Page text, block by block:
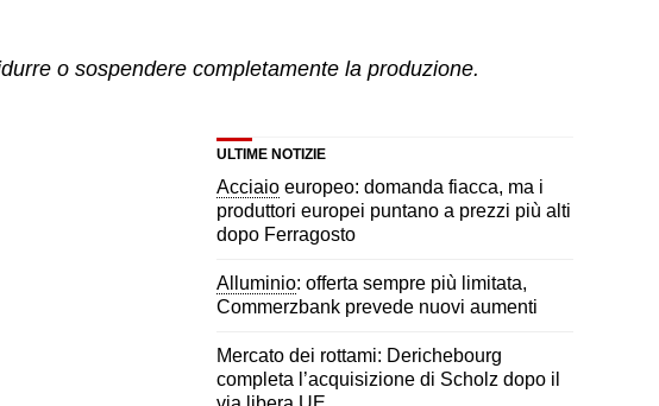
o sospendere completamente la produzione.
ULTIME NOTIZIE
Acciaio europeo: domanda fiacca, ma i
produttori europei puntano a prezzi più alti
dopo Ferragosto
Alluminio: offerta sempre più limitata,
Commerzbank prevede nuovi aumenti
Mercato dei rottami: Derichebourg
completa l’acquisizione di Scholz dopo il